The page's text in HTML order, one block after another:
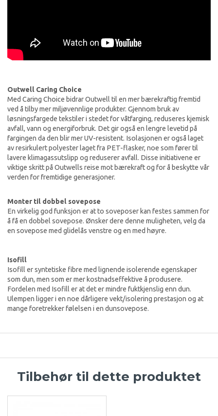
Outwell Caring Choice
Med Caring Choice bidrar Outwell til en mer bærekraftig fremtid
ved å tilby mer miljøvennlige produkter. Gjennom bruk av
løsningsfargede tekstiler i stedet for våtfarging, reduseres kjemisk
avfall, vann og energiforbruk. Det gir også en lengre levetid på
fargingen da den blir mer UV-resistent. Isolasjonen er også laget
av resirkulert polyester laget fra PET-flasker, noe som fører til
lavere klimagassutslipp og reduserer avfall. Disse initiativene er
viktige skritt på Outwells reise mot bærekraft og for å beskytte vår
verden for fremtidige generasjoner.
Monter til dobbel sovepose
En virkelig god funksjon er at to soveposer kan festes sammen for
å få en dobbel sovepose. Ønsker dere denne muligheten, velg da
en sovepose med glidelås venstre og en med høyre.
Isofill
Isofill er syntetiske fibre med lignende isolerende egenskaper
som dun, men som er mer kostnadseffektive å produsere.
Fordelen med Isofill er at det er mindre fuktkjenslig enn dun.
Ulempen ligger i en noe dårligere vekt/isolering prestasjon og at
mange foretrekker følelsen i en dunsovepose.
Tilbehør til dette produktet